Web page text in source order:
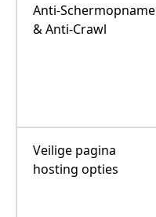
Anti-Schermopname
& Anti-Crawl
Veilige pagina
hosting opties